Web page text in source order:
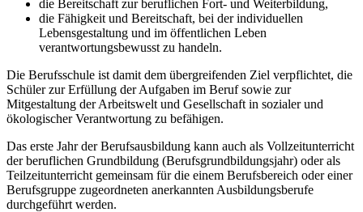
die Bereitschaft zur beruflichen Fort- und Weiterbildung,
die Fähigkeit und Bereitschaft, bei der individuellen
Lebensgestaltung und im öffentlichen Leben
verantwortungsbewusst zu handeln.
Die Berufsschule ist damit dem übergreifenden Ziel verpflichtet, die
Schüler zur Erfüllung der Aufgaben im Beruf sowie zur
Mitgestaltung der Arbeitswelt und Gesellschaft in sozialer und
ökologischer Verantwortung zu befähigen.
Das erste Jahr der Berufsausbildung kann auch als Vollzeitunterricht
der beruflichen Grundbildung (Berufsgrundbildungsjahr) oder als
Teilzeitunterricht gemeinsam für die einem Berufsbereich oder einer
Berufsgruppe zugeordneten anerkannten Ausbildungsberufe
durchgeführt werden.